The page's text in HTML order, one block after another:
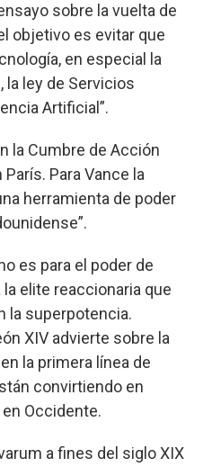
sobre la vuelta de
objetivo es evitar que
en especial la
la ley de Servicios
Artificial”.
la Cumbre de Acción
Para Vance la
herramienta de poder
es para el poder de
elite reaccionaria que
la superpotencia.
XIV advierte sobre la
la primera línea de
convirtiendo en
Occidente.
a fines del siglo XIX